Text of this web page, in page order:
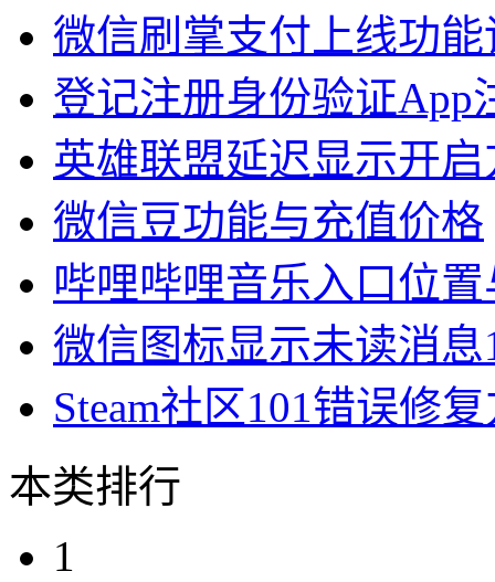
微信刷掌支付上线功能
登记注册身份验证App
英雄联盟延迟显示开
微信豆功能与充值价格
哔哩哔哩音乐入口位
微信图标显示未读消
Steam社区101错误修
本类排行
1